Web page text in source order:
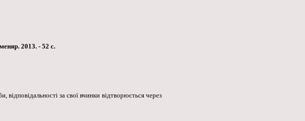
2013. - 52 с.
за свої вчинки відтворюється через